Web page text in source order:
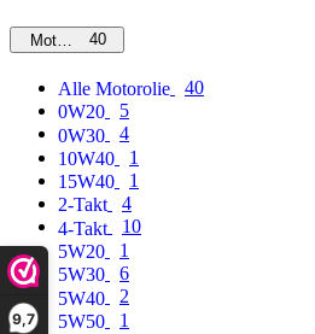
9,7
Motorolie40
Alle Motorolie
40
0W20
5
0W30
4
10W40
1
15W40
1
2-Takt
4
4-Takt
10
5W20
1
5W30
6
5W40
2
5W50
1